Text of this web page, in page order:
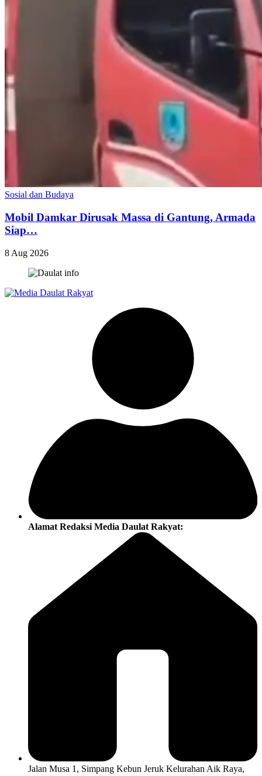
Sosial dan Budaya
Mobil Damkar Dirusak Massa di Gantung, Armada
Siap…
8 Aug 2026
Alamat Redaksi Media Daulat Rakyat:
Jalan Musa 1, Simpang Kebun Jeruk Kelurahan Aik Raya,